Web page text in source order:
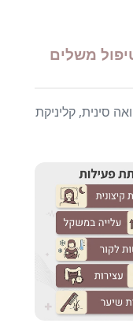
משלים
סינית, קליניקת